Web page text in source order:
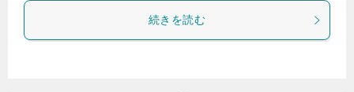
続きを読む